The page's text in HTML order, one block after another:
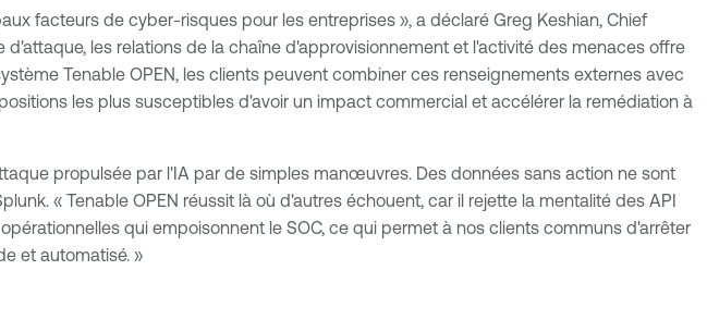
facteurs de cyber-risques pour les entreprises », a déclaré Greg Keshian, Chief
les relations de la chaîne d'approvisionnement et l'activité des menaces offre
Tenable OPEN, les clients peuvent combiner ces renseignements externes avec
les plus susceptibles d'avoir un impact commercial et accélérer la remédiation à
propulsée par l'IA par de simples manœuvres. Des données sans action ne sont
« Tenable OPEN réussit là où d'autres échouent, car il rejette la mentalité des API
qui empoisonnent le SOC, ce qui permet à nos clients communs d'arrêter
et automatisé. »